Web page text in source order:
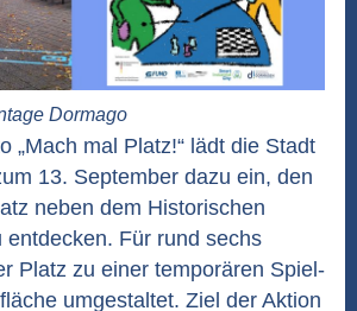
Dormago
„Mach mal Platz!“ lädt die Stadt
13. September dazu ein, den
neben dem Historischen
entdecken. Für rund sechs
Platz zu einer temporären Spiel-
umgestaltet. Ziel der Aktion